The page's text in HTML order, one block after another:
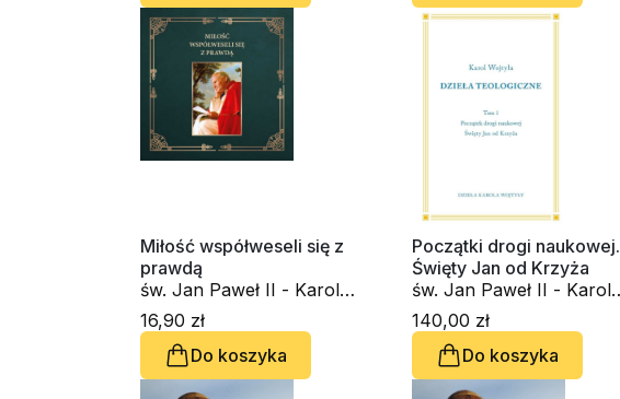
Miłość współweseli się z
prawdą
św. Jan Paweł II - Karol
Wojtyła
16,90 zł
Do koszyka
Początki drogi naukowej.
Święty Jan od Krzyża
św. Jan Paweł II - Karol
Wojtyła
140,00 zł
Do koszyka